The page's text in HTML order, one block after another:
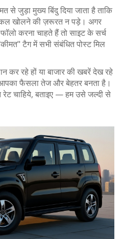
से जुड़ा मुख्य बिंदु दिया जाता है ताकि
खोलने की ज़रूरत न पड़े। अगर
करना चाहते हैं तो साइट के सर्च
टैग में सभी संबंधित पोस्ट मिल
कर रहे हों या बाजार की खबरें देख रहे
फैसला तेज और बेहतर बनता है।
चाहिये, बताइए — हम उसे जल्दी से